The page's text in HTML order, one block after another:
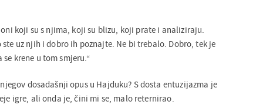
koji su s njima, koji su blizu, koji prate i analiziraju.
ste uz njih i dobro ih poznajte. Ne bi trebalo. Dobro, tek je
krene u tom smjeru.“
dosadašnji opus u Hajduku? S dosta entuzijazma je
igre, ali onda je, čini mi se, malo reternirao.